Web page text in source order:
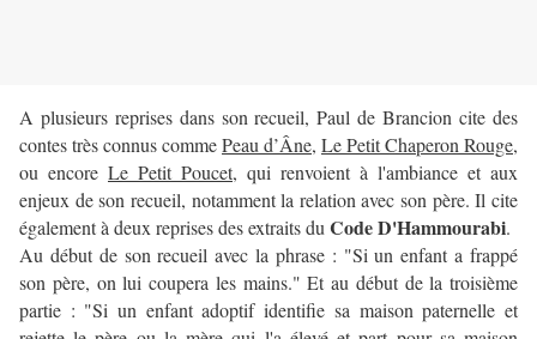
A plusieurs reprises dans son recueil, Paul de Brancion cite des
contes très connus commePeau d’Âne, Le Petit Chaperon Rouge,
ou encore Le Petit Poucet, qui renvoient à l'ambiance et aux
enjeux de son recueil, notamment la relation avec son père. Il cite
également à deux reprises des extraits du Code D'Hammourabi.
Au début de son recueil avec la phrase : "Si un enfant a frappé
son père, on lui coupera les mains." Et au début de la troisième
partie : "Si un enfant adoptif identifie sa maison paternelle et